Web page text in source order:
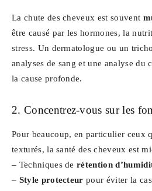
La chute des cheveux est souvent
être causé par les hormones, la
stress. Un dermatologue ou un
analyses de sang et une analyse
la cause profonde.
2. Concentrez-vous sur les
Pour beaucoup, en particulier ceux
texturés, la santé des cheveux est
– Techniques derétention
– Style protecteur pour éviter la